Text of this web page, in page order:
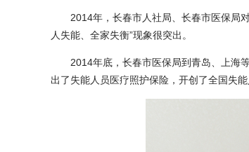
2014年，长春市人社局、长春市医保局对
人失能、全家失衡”现象很突出。
2014年底，长春市医保局到青岛、上海等
出了失能人员医疗照护保险，开创了全国失能